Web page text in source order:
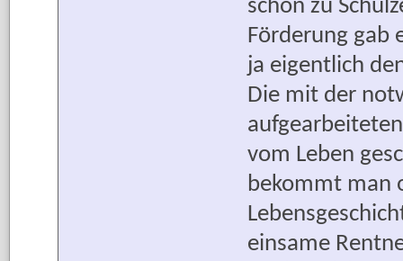
schon zu
Förderung gab
ja eigentlich
Die mit der
vom Leben
bekommt man
einsame